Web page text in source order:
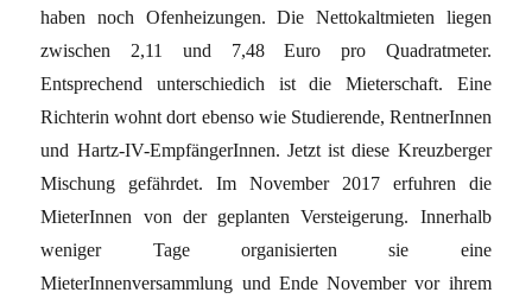
haben noch Ofenheizungen. Die Nettokaltmieten liegen
zwischen 2,11 und 7,48 Euro pro Quadratmeter.
Entsprechend unterschiedich ist die Mieterschaft. Eine
Richterin wohnt dort ebenso wie Studierende, RentnerInnen
und Hartz-IV-EmpfängerInnen. Jetzt ist diese Kreuzberger
Mischung gefährdet. Im November 2017 erfuhren die
MieterInnen von der geplanten Versteigerung. Innerhalb
weniger Tage organisierten sie eine
MieterInnenversammlung und Ende November vor ihrem